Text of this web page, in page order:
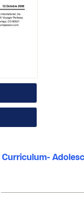
Curriculum-